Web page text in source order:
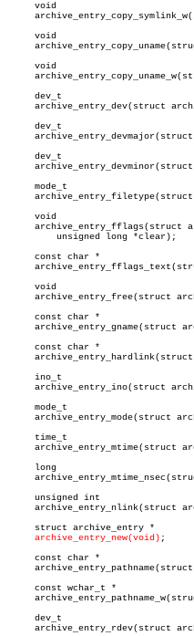
     void
     void
     void
     dev_t
archive_entry_dev(struct
     dev_t
     dev_t
     mode_t
     void
archive_entry_fflags(struct
     const char *
     void
archive_entry_free(struct
     const char *
archive_entry_gname(struct
     const char *
     ino_t
archive_entry_ino(struct
     mode_t
archive_entry_mode(struct
     time_t
archive_entry_mtime(struct
     long
     unsigned int
archive_entry_nlink(struct
     struct archive_entry *
archive_entry_new(void) ;
     const char *
     const wchar_t *
     dev_t
archive_entry_rdev(struct